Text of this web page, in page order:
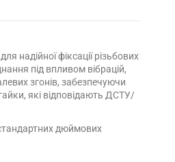
надійної фіксації різьбових
під впливом вібрацій,
згонів, забезпечуючи
які відповідають ДСТУ/
дюймових